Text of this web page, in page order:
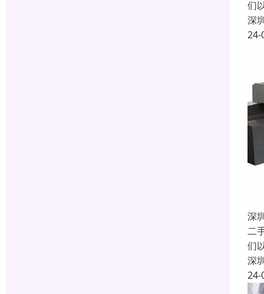
们
深
24-
深
二
们
深
24-